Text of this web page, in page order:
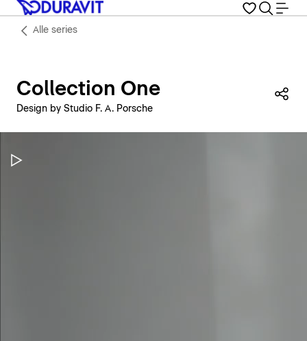
Alle series
Collection One
Design by Studio F. A. Porsche
Video pauzeren